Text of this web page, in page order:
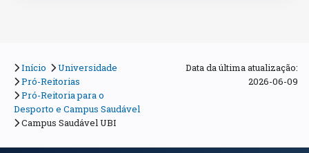
Início
Universidade
Pró-Reitorias
Pró-Reitoria para o
Desporto e Campus Saudável
Campus Saudável UBI
Data da última atualização:
2026-06-09